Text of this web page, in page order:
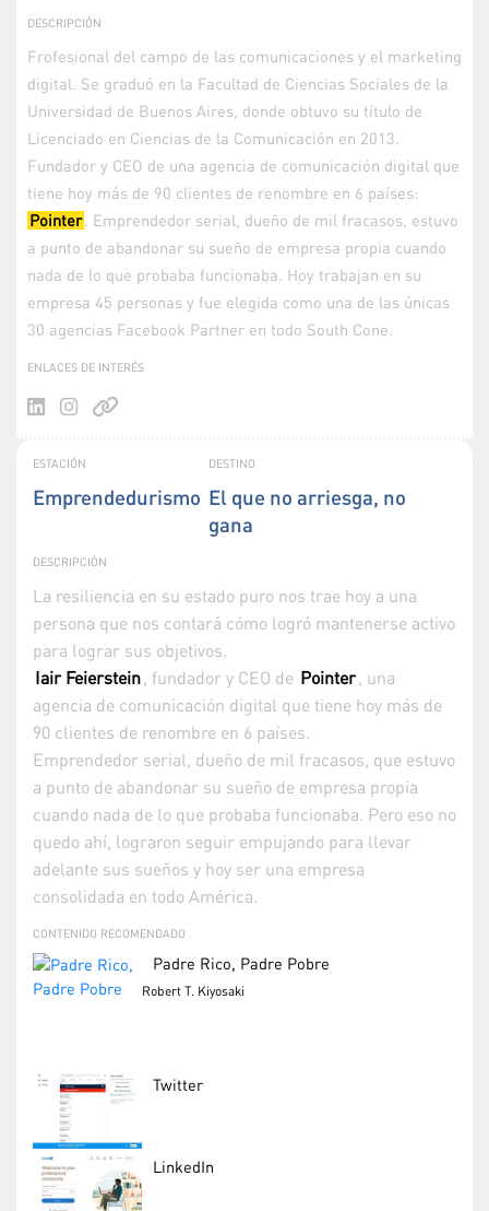
DESCRIPCIÓN
Frofesional del campo de las comunicaciones y el marketing
digital. Se graduó en la Facultad de Ciencias Sociales de la
Universidad de Buenos Aires, donde obtuvo su título de
Licenciado en Ciencias de la Comunicación en 2013.
Fundador y CEO de una agencia de comunicación digital que
tiene hoy más de 90 clientes de renombre en 6 países:
Pointer
. Emprendedor serial, dueño de mil fracasos, estuvo
a punto de abandonar su sueño de empresa propia cuando
nada de lo que probaba funcionaba. Hoy trabajan en su
empresa 45 personas y fue elegida como una de las únicas
30 agencias Facebook Partner en todo South Cone.
ENLACES DE INTERÉS
ESTACIÓN
Emprendedurismo
DESTINO
El que no arriesga, no
gana
DESCRIPCIÓN
La resiliencia en su estado puro nos trae hoy a una
persona que nos contará cómo logró mantenerse activo
para lograr sus objetivos.
Iair Feierstein , fundador y CEO de Pointer , una
agencia de comunicación digital que tiene hoy más de
90 clientes de renombre en 6 países.
Emprendedor serial, dueño de mil fracasos, que estuvo
a punto de abandonar su sueño de empresa propia
cuando nada de lo que probaba funcionaba. Pero eso no
quedo ahí, lograron seguir empujando para llevar
adelante sus sueños y hoy ser una empresa
consolidada en todo América.
CONTENIDO RECOMENDADO
Padre Rico, Padre Pobre
Robert T. Kiyosaki
Twitter
LinkedIn